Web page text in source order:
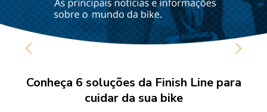
Conheça 6 soluções da Finish Line para
cuidar da sua bike